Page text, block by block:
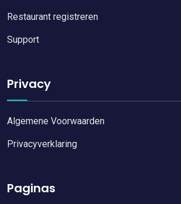
Restaurant registreren
Support
Privacy
Algemene Voorwaarden
Privacyverklaring
Paginas